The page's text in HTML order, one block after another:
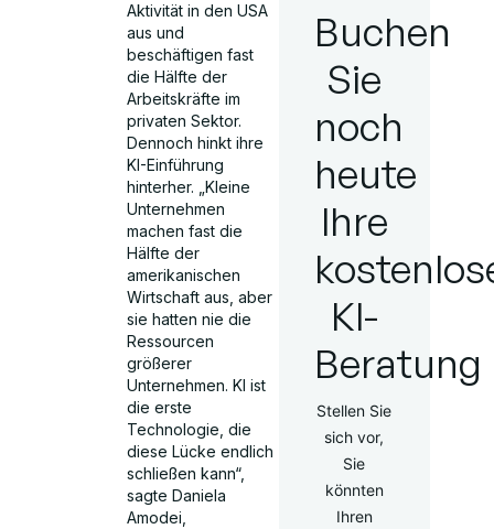
Aktivität in den USA
aus und
beschäftigen fast
die Hälfte der
Arbeitskräfte im
privaten Sektor.
Dennoch hinkt ihre
KI-Einführung
hinterher. „Kleine
Unternehmen
machen fast die
Hälfte der
amerikanischen
Wirtschaft aus, aber
sie hatten nie die
Ressourcen
größerer
Unternehmen. KI ist
die erste
Technologie, die
diese Lücke endlich
schließen kann“,
sagte Daniela
Amodei,
Buchen
Sie
noch
heute
Ihre
KI-
Beratung
Stellen Sie
sich vor,
Sie
könnten
Ihren